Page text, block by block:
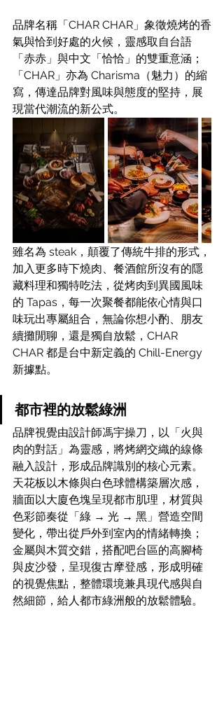
品牌名稱「CHAR CHAR」象徵燒烤的香
氣與恰到好處的火候，靈感取自台語
「赤赤」與中文「恰恰」的雙重意涵；
「CHAR」亦為 Charisma（魅力）的縮
寫，傳達品牌對風味與態度的堅持，展
現當代潮流的新公式。
雖名為 steak，顛覆了傳統牛排的形式，
加入更多時下燒肉、餐酒館所沒有的隱
藏料理和獨特吃法，從烤肉到異國風味
的 Tapas，每一次聚餐都能依心情與口
味玩出專屬組合，無論你想小酌、朋友
續攤閒聊，還是獨自放鬆，CHAR
CHAR 都是台中新定義的 Chill-Energy
新據點。
都市裡的放鬆綠洲
品牌視覺由設計師馮宇操刀，以「火與
肉的對話」為靈感，將烤網交織的線條
融入設計，形成品牌識別的核心元素。
天花板以木條與白色球體構築層次感，
牆面以大廈色塊呈現都市肌理，材質與
色彩節奏從「綠 → 光 → 黑」營造空間
變化，帶出從戶外到室內的情緒轉換；
金屬與木質交錯，搭配吧台區的高腳椅
與皮沙發，呈現復古摩登感，形成明確
的視覺焦點，整體環境兼具現代感與自
然細節，給人都市綠洲般的放鬆體驗。